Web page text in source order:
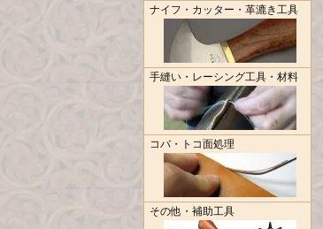
ナイフ・カッター・革漉き工具
手縫い・レーシング工具・材料
コバ・トコ面処理
その他・補助工具